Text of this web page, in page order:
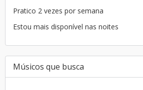
Pratico 2 vezes por semana
Estou mais disponível nas noites
Músicos que busca